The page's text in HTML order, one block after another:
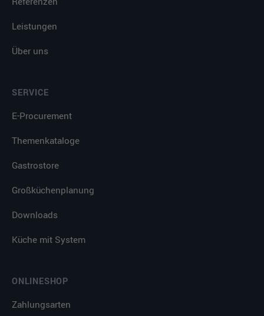
Leistungen
Über uns
SERVICE
E-Procurement
Themenkataloge
Gastrostore
Großküchenplanung
Downloads
Küche mit System
ONLINESHOP
Zahlungsarten